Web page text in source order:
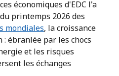
économiques d'EDC l'a
printemps 2026 des
mondiales, la croissance
ébranlée par les chocs
et les risques
les échanges